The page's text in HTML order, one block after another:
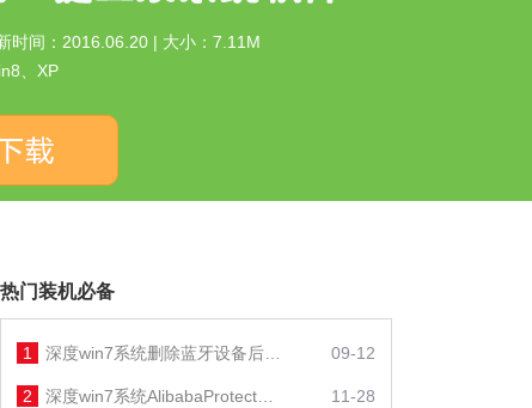
时间：2016.06.20 | 大小：7.11M
、XP
热门装机必备
1 09-12
2 11-28